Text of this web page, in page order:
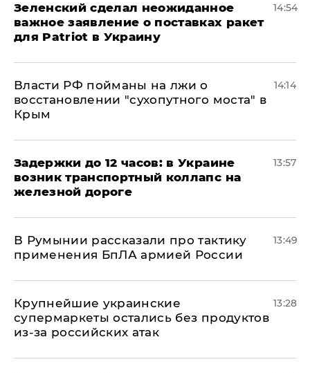
Зеленский сделал неожиданное
важное заявление о поставках ракет
для Patriot в Украину
14:54
Власти РФ пойманы на лжи о
восстановлении "сухопутного моста" в
Крым
14:14
Задержки до 12 часов: в Украине
возник транспортный коллапс на
железной дороге
13:57
В Румынии рассказали про тактику
применения БпЛА армией России
13:49
Крупнейшие украинские
супермаркеты остались без продуктов
из-за российских атак
13:28